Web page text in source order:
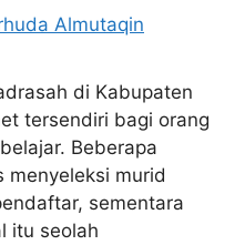
Almutaqin
di Kabupaten
tersendiri bagi orang
Beberapa
menyeleksi murid
sementara
itu seolah